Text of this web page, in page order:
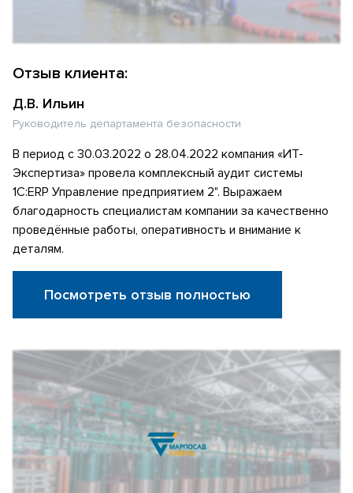
Отзыв клиента:
Д.В. Ильин
Руководитель департамента безопасности
В период с 30.03.2022 о 28.04.2022 компания «ИТ-
Экспертиза» провела комплексный аудит системы
1С:ERP Управление предприятием 2". Выражаем
благодарность специалистам компании за качественно
проведённые работы, оперативность и внимание к
деталям.
Посмотреть отзыв полностью